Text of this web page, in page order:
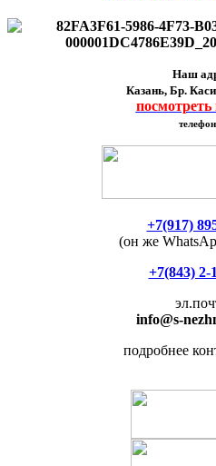
Наш
Казань, Бр.
посмотреть
+7(917)
(он же
+7(843) 2-
info@s-
подробнее